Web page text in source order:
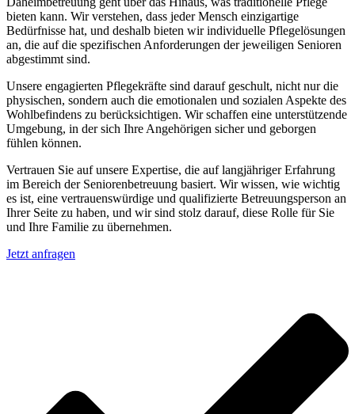
bieten kann. Wir verstehen, dass jeder Mensch einzigartige
Bedürfnisse hat, und deshalb bieten wir individuelle Pflegelösungen
an, die auf die spezifischen Anforderungen der jeweiligen Senioren
abgestimmt sind.
Unsere engagierten Pflegekräfte sind darauf geschult, nicht nur die
physischen, sondern auch die emotionalen und sozialen Aspekte des
Wohlbefindens zu berücksichtigen. Wir schaffen eine unterstützende
Umgebung, in der sich Ihre Angehörigen sicher und geborgen
fühlen können.
Vertrauen Sie auf unsere Expertise, die auf langjähriger Erfahrung
im Bereich der Seniorenbetreuung basiert. Wir wissen, wie wichtig
es ist, eine vertrauenswürdige und qualifizierte Betreuungsperson an
Ihrer Seite zu haben, und wir sind stolz darauf, diese Rolle für Sie
und Ihre Familie zu übernehmen.
Jetzt anfragen